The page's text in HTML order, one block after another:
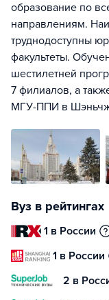
образование по
направлениям.
труднодоступны
факультеты.
шестилетней
7 филиалов, а
МГУ-ППИ в
Вуз в рейтингах
1 в России
1 в России
2 в